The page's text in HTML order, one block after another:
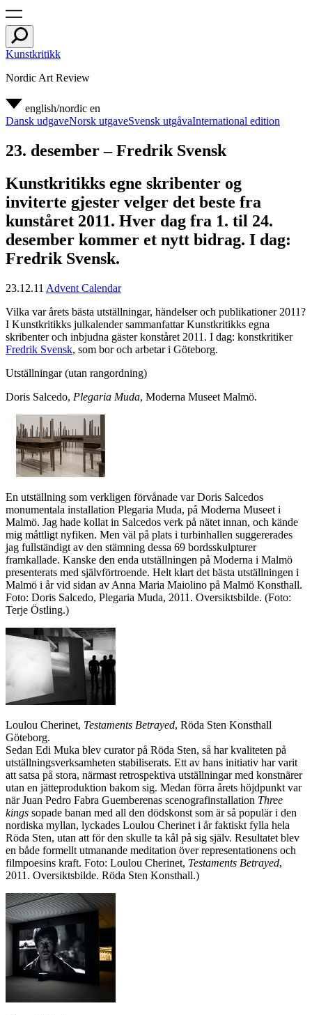
Kunstkritikk
Nordic Art Review
english/nordic en
Dansk udgaveNorsk utgaveSvensk utgåvaInternational edition
23. desember – Fredrik Svensk
Kunstkritikks egne skribenter og
inviterte gjester velger det beste fra
kunståret 2011. Hver dag fra 1. til 24.
desember kommer et nytt bidrag. I dag:
Fredrik Svensk.
23.12.11 Advent Calendar
Vilka var årets bästa utställningar, händelser och publikationer 2011?
I Kunstkritikks julkalender sammanfattar Kunstkritikks egna
skribenter och inbjudna gäster konståret 2011. I dag: konstkritiker
Fredrik Svensk, som bor och arbetar i Göteborg.
Utställningar (utan rangordning)
Doris Salcedo, Plegaria Muda, Moderna Museet Malmö.
En utställning som verkligen förvånade var Doris Salcedos
monumentala installation Plegaria Muda, på Moderna Museet i
Malmö. Jag hade kollat in Salcedos verk på nätet innan, och kände
mig måttligt nyfiken. Men väl på plats i turbinhallen suggererades
jag fullständigt av den stämning dessa 69 bordsskulpturer
framkallade. Kanske den enda utställningen på Moderna i Malmö
presenterats med självförtroende. Helt klart det bästa utställningen i
Malmö i år vid sidan av Anna Maria Maiolino på Malmö Konsthall.
Foto: Doris Salcedo, Plegaria Muda, 2011. Oversiktsbilde. (Foto:
Terje Östling.)
Loulou Cherinet, Testaments Betrayed, Röda Sten Konsthall
Göteborg.
Sedan Edi Muka blev curator på Röda Sten, så har kvaliteten på
utställningsverksamheten stabiliserats. Ett av hans initiativ har varit
att satsa på stora, närmast retrospektiva utställningar med konstnärer
utan en jätteproduktion bakom sig. Medan förra årets höjdpunkt var
när Juan Pedro Fabra Guemberenas scenografinstallation Three
kings sopade banan med all den dödskonst som är så populär i den
nordiska myllan, lyckades Loulou Cherinet i år faktiskt fylla hela
Röda Sten, utan att för den skulle ta kål på sig själv. Resultatet blev
en både formellt utmanande meditation över representationens och
filmpoesins kraft. Foto: Loulou Cherinet, Testaments Betrayed,
2011. Oversiktsbilde. Röda Sten Konsthall.)